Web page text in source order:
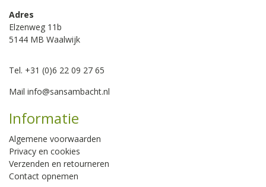
Adres
Elzenweg 11b
5144 MB Waalwijk
Tel. +31 (0)6 22 09 27 65
Mail info@sansambacht.nl
Informatie
Algemene voorwaarden
Privacy en cookies
Verzenden en retourneren
Contact opnemen